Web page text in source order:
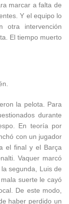
marcar a falta de
Y el equipo lo
otra intervención
El tiempo muerto
la pelota. Para
durante
En teoría por
con un jugador
el final y el Barça
Vaquer marcó
segunda, Luis de
suerte le cayó
De este modo,
haber perdido un